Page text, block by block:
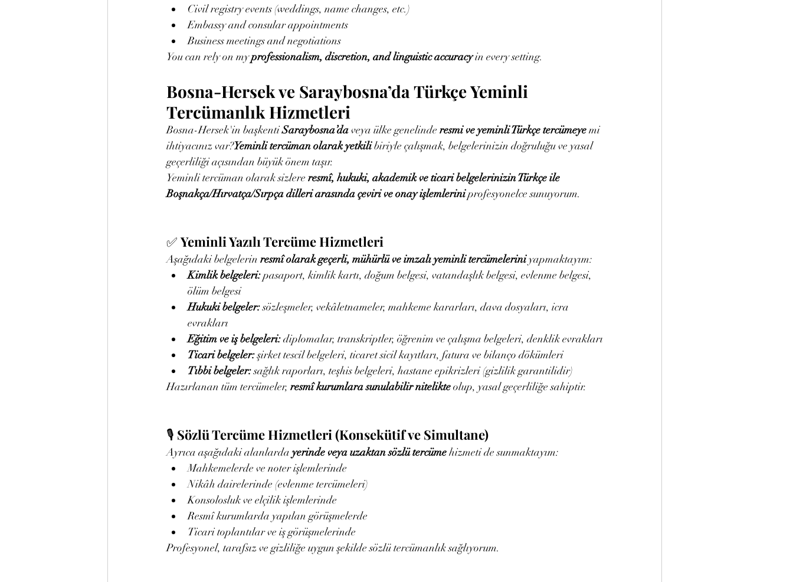
Civil registry events (weddings, name changes, etc.)
Embassy and consular appointments
Business meetings and negotiations
You can rely on my professionalism, discretion, and linguistic accuracy in every setting.
Bosna-Hersek ve Saraybosna’da Türkçe Yeminli
Tercümanlık Hizmetleri
Bosna-Hersek'in başkenti Saraybosna’da veya ülke genelinde resmi ve yeminli Türkçe tercümeye mi
ihtiyacınız var?Yeminli tercüman olarak yetkili biriyle çalışmak, belgelerinizin doğruluğu ve yasal
geçerliliği açısından büyük önem taşır.
Yeminli tercüman olarak sizlere resmî, hukuki, akademik ve ticari belgelerinizin Türkçe ile
Boşnakça/Hırvatça/Sırpça dilleri arasında çeviri ve onay işlemlerini profesyonelce sunuyorum.
✅ Yeminli Yazılı Tercüme Hizmetleri
Aşağıdaki belgelerin resmî olarak geçerli, mühürlü ve imzalı yeminli tercümelerini yapmaktayım:
Kimlik belgeleri: pasaport, kimlik kartı, doğum belgesi, vatandaşlık belgesi, evlenme belgesi,
ölüm belgesi
Hukuki belgeler: sözleşmeler, vekâletnameler, mahkeme kararları, dava dosyaları, icra
evrakları
Eğitim ve iş belgeleri: diplomalar, transkriptler, öğrenim ve çalışma belgeleri, denklik evrakları
Ticari belgeler: şirket tescil belgeleri, ticaret sicil kayıtları, fatura ve bilanço dökümleri
Tıbbi belgeler: sağlık raporları, teşhis belgeleri, hastane epikrizleri (gizlilik garantilidir)
Hazırlanan tüm tercümeler, resmî kurumlara sunulabilir nitelikte olup, yasal geçerliliğe sahiptir.
🎙️ Sözlü Tercüme Hizmetleri (Konsekütif ve Simultane)
Ayrıca aşağıdaki alanlarda yerinde veya uzaktan sözlü tercüme hizmeti de sunmaktayım:
Mahkemelerde ve noter işlemlerinde
Nikâh dairelerinde (evlenme tercümeleri)
Konsolosluk ve elçilik işlemlerinde
Resmî kurumlarda yapılan görüşmelerde
Ticari toplantılar ve iş görüşmelerinde
Profesyonel, tarafsız ve gizliliğe uygun şekilde sözlü tercümanlık sağlıyorum.